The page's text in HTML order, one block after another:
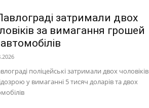
затримали двох
за вимагання грошей
поліцейські затримали двох чоловіків
у вимаганні 5 тисяч доларів та двох